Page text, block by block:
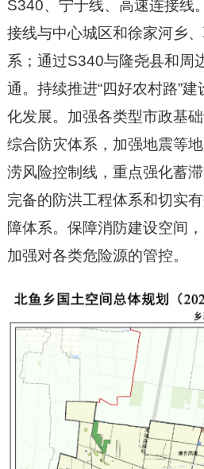
S340、宁于线、高速连接线
接线与中心城区和徐家河乡
系；通过S340与隆尧县和周
通。持续推进“四好农村路”
化发展。加强各类型市政基
综合防灾体系，加强地震等
涝风险控制线，重点强化蓄
完备的防洪工程体系和切实
障体系。保障消防建设空间
加强对各类危险源的管控。